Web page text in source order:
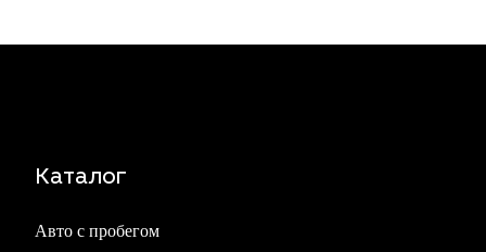
Каталог
Авто с пробегом